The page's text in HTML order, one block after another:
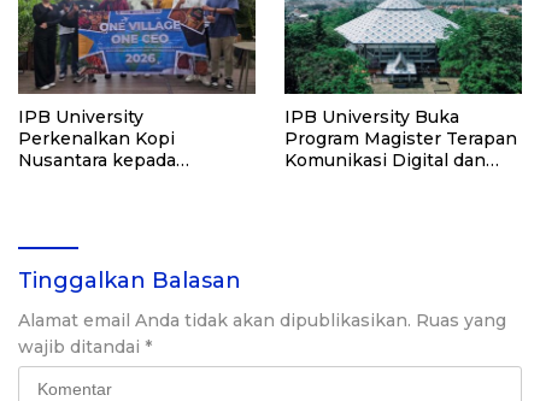
IPB University
Perkenalkan Kopi
Nusantara kepada
IPB University Buka
Program Magister Terapan
Komunikasi Digital dan
Tinggalkan Balasan
Alamat email Anda tidak akan dipublikasikan. Ruas yang
wajib ditandai *